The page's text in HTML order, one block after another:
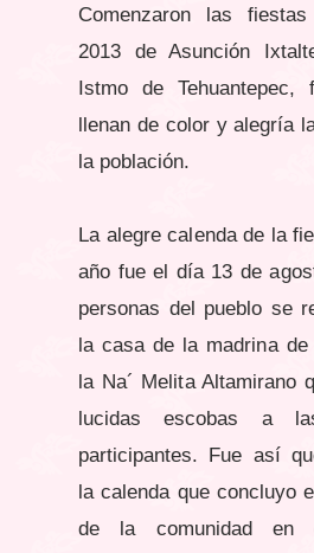
Comenzaron las fiestas
2013 de Asunción
Istmo de Tehuantepec,
llenan de color y alegría
la población.
La alegre calenda de la
año fue el día 13 de
personas del pueblo se
la casa de la madrina de
la Na´ Melita Altamirano
lucidas escobas a
participantes. Fue así
la calenda que concluyo
de la comunidad en